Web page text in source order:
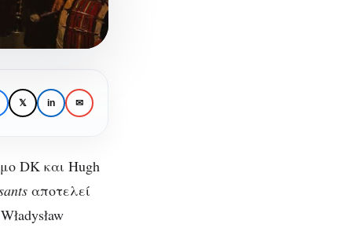
𝕏 in ✉
DK και Hugh
αποτελεί
Władysław